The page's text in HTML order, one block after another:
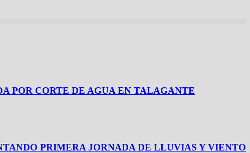
POR CORTE DE AGUA EN TALAGANTE
PRIMERA JORNADA DE LLUVIAS Y VIENTO